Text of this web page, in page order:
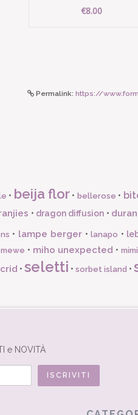
€8.00
Permalink: https://
• beija flor • bellerose •
• dragon diffusion •
• lampe berger •lanapo •
mewe • miho unexpected •
• seletti • sorbet island •
e NOVITÀ